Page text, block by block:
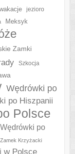
jezioro
Meksyk
Zamki
Szkocja
Wędrówki po
po Hiszpanii
Polsce
Wędrówki po
Zamek Krzyżacki
w Polsce